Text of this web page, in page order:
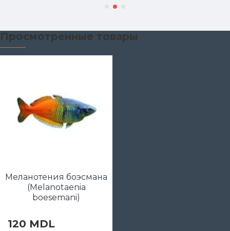
Просмотренные товары
Меланотения боэсмана
(Melanotaenia
boesemani)
120 MDL